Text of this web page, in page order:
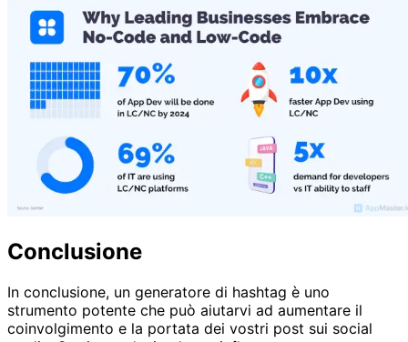
Conclusione
In conclusione, un generatore di hashtag è uno
strumento potente che può aiutarvi ad aumentare il
coinvolgimento e la portata dei vostri post sui social